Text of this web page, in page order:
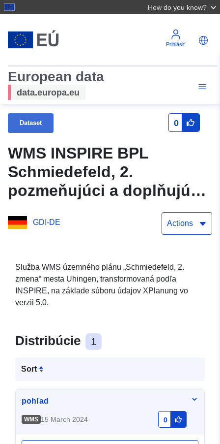
How do you know?
Prihlásiť
European data
data.europa.eu
Dataset 0
WMS INSPIRE BPL
Schmiedefeld, 2.
pozmeňujúci a doplňujúci
GDI-DE Actions
Služba WMS územného plánu „Schmiedefeld, 2.
zmena“ mesta Uhingen, transformovaná podľa
INSPIRE, na základe súboru údajov XPlanung vo
verzii 5.0.
Distribúcie 1
Sort
pohľad
WMS 15 March 2024 0